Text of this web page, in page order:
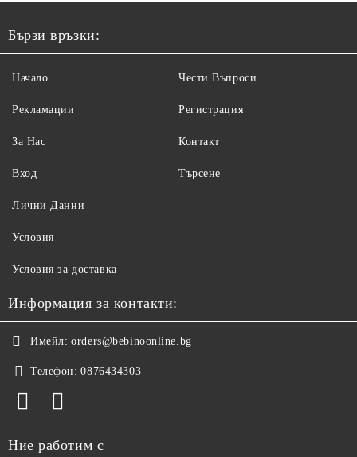
Бързи връзки:
Начало
Рекламации
За Нас
Вход
Чести Въпроси
Регистрация
Контакт
Търсене
Лични Данни
Условия
Условия за доставка
Информация за контакти:
Имейл: orders@bebinoonline.bg
Телефон: 0876434303
Ние работим с